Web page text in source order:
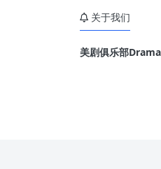
蒂科尔麦克亚当斯
关于我们
美剧俱乐部